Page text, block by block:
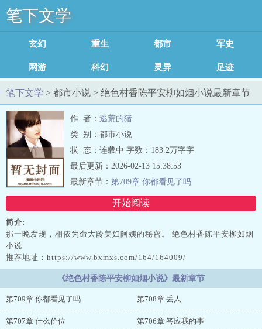
笔下文学
玄幻修真 重生穿越 都市小说 军史小说
网游小说 科幻小说 灵异小说 足迹记录
笔下文学 > 都市小说 > 绝色村香陈平安柳如烟小说最新章节
列表 作 者： 逃荒的猪
类 别：都市小说
状 态：连载中 字数：183.2万字字
开始阅读
最后更新：2026-02-13 15:38:53
最新章节： 第709章 你都看见了吗
简介:
那一晚发现，相依为命大龄美妇阿姨的秘密。 绝色村香陈平安柳如烟
小说
推荐地址：https://www.bxmxs.com/164/164009/
《绝色村香陈平安柳如烟小说》最新章节
第709章 你都看见了吗 第708章 丢人
第707章 什么价位 第706章 答应我的事